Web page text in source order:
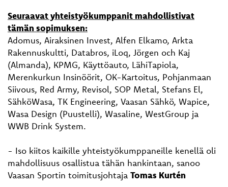
Seuraavat yhteistyökumppanit mahdollistivat
tämän sopimuksen:
Adomus, Airaksinen Invest, Alfen Elkamo, Arkta
Rakennuskultti, Databros, iLoq, Jörgen och Kaj
(Almanda), KPMG, Käyttöauto, LähiTapiola,
Merenkurkun Insinöörit, OK-Kartoitus, Pohjanmaan
Siivous, Red Army, Revisol, SOP Metal, Stefans El,
SähköWasa, TK Engineering, Vaasan Sähkö, Wapice,
Wasa Design (Puustelli), Wasaline, WestGroup ja
WWB Drink System.
- Iso kiitos kaikille yhteistyökumppaneille kenellä oli
mahdollisuus osallistua tähän hankintaan, sanoo
Vaasan Sportin toimitusjohtaja Tomas Kurtén